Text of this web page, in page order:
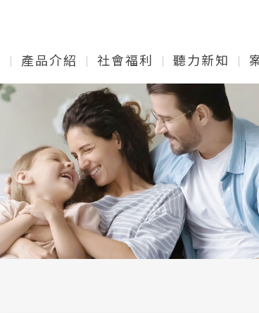
產品介紹 社會福利 聽力新知